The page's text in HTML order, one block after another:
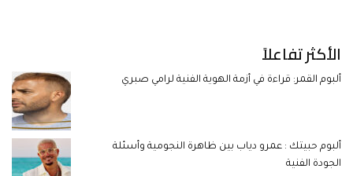
الأكثر تفاعلاً
ألبوم القمر: قراءة في أزمة الهوية الفنية لرامي صبري
ألبوم حبيتك : عمرو دياب بين ظاهرة النجومية وأسئلة
الجودة الفنية